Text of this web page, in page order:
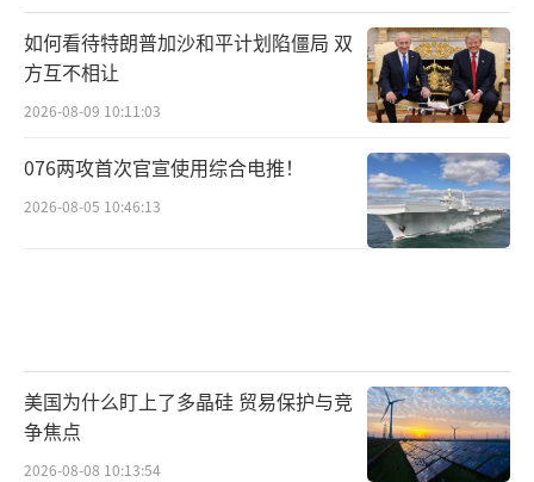
如何看待特朗普加沙和平计划陷僵局 双
方互不相让
2026-08-09 10:11:03
076两攻首次官宣使用综合电推！
2026-08-05 10:46:13
美国为什么盯上了多晶硅 贸易保护与竞
争焦点
2026-08-08 10:13:54